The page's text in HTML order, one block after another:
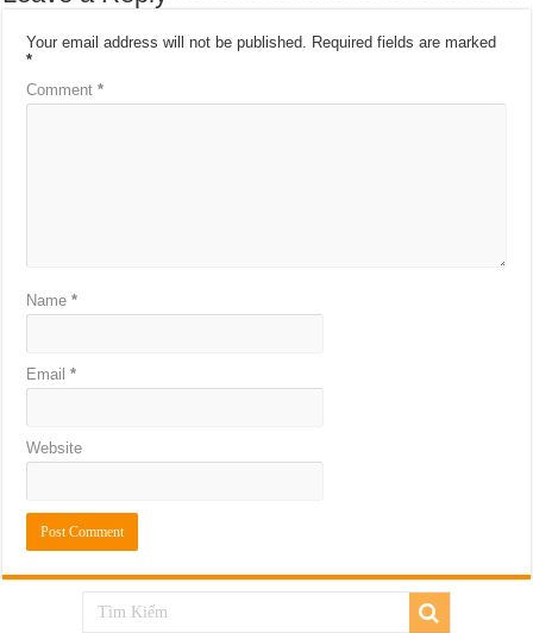
Your email address will not be published.
Required fields are marked
*
Comment*
Name*
Email*
Website